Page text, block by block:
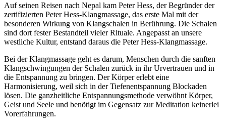
Auf seinen Reisen nach Nepal kam Peter Hess, der Begründer der
zertifizierten Peter Hess-Klangmassage, das erste Mal mit der
besonderen Wirkung von Klangschalen in Berührung. Die Schalen
sind dort fester Bestandteil vieler Rituale. Angepasst an unsere
westliche Kultur, entstand daraus die Peter Hess-Klangmassage.
Bei der Klangmassage geht es darum, Menschen durch die sanften
Klangschwingungen der Schalen zurück in ihr Urvertrauen und in
die Entspannung zu bringen. Der Körper erlebt eine
Harmonisierung, weil sich in der Tiefenentspannung Blockaden
lösen. Die ganzheitliche Entspannungsmethode verwöhnt Körper,
Geist und Seele und benötigt im Gegensatz zur Meditation keinerlei
Vorerfahrungen.